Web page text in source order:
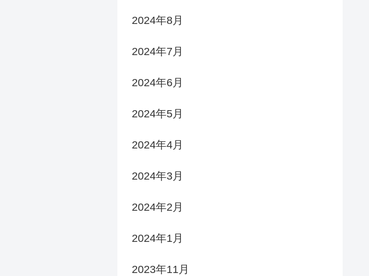
2024年8月
2024年7月
2024年6月
2024年5月
2024年4月
2024年3月
2024年2月
2024年1月
2023年11月